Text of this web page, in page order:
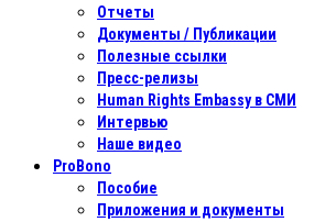
Отчеты
Документы / Публикации
Полезные ссылки
Пресс-релизы
Human Rights Embassy в СМИ
Интервью
Наше видео
ProBono
Пособие
Приложения и документы